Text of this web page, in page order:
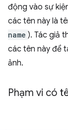
động vào sự
các tên này là
name ). Tác giả
các tên này để
ảnh.
Phạm vi có